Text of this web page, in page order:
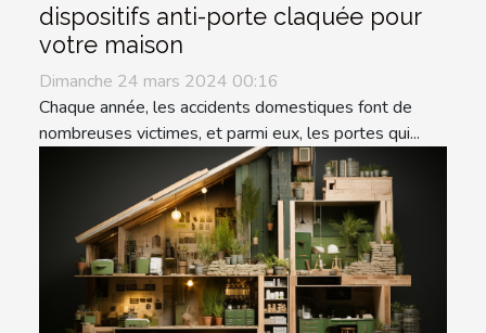
dispositifs anti-porte claquée pour
votre maison
Dimanche 24 mars 2024 00:16
Chaque année, les accidents domestiques font de
nombreuses victimes, et parmi eux, les portes qui...